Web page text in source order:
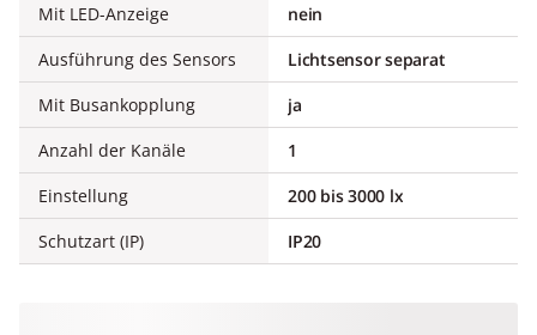
Mit LED-Anzeige
nein
Ausführung des Sensors
Lichtsensor separat
Mit Busankopplung
ja
Anzahl der Kanäle
1
Einstellung
200 bis 3000 lx
Schutzart (IP)
IP20